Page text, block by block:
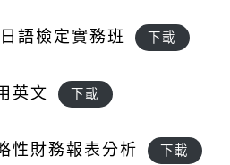
語檢定實務班 下載
英文 下載
性財務報表分析 下載